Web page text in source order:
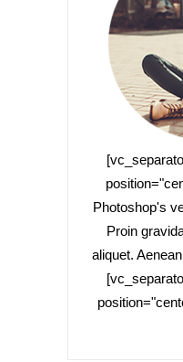
Photoshop's
Proin
aliquet.